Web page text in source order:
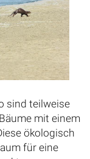
sind teilweise
mit einem
ökologisch
für eine